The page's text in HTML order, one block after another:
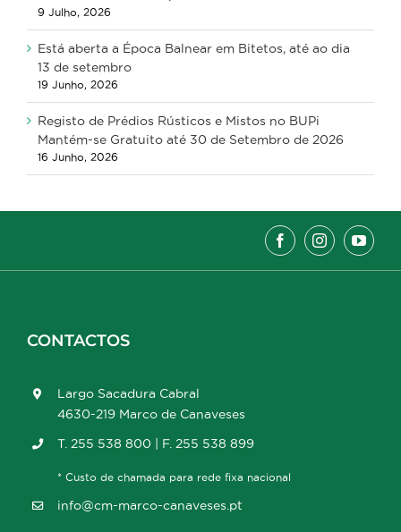
9 Julho, 2026
Está aberta a Época Balnear em Bitetos, até ao dia
13 de setembro
19 Junho, 2026
Registo de Prédios Rústicos e Mistos no BUPi
Mantém-se Gratuito até 30 de Setembro de 2026
16 Junho, 2026
CONTACTOS
Largo Sacadura Cabral
4630-219 Marco de Canaveses
T. 255 538 800 | F. 255 538 899
* Custo de chamada para rede fixa nacional
info@cm-marco-canaveses.pt